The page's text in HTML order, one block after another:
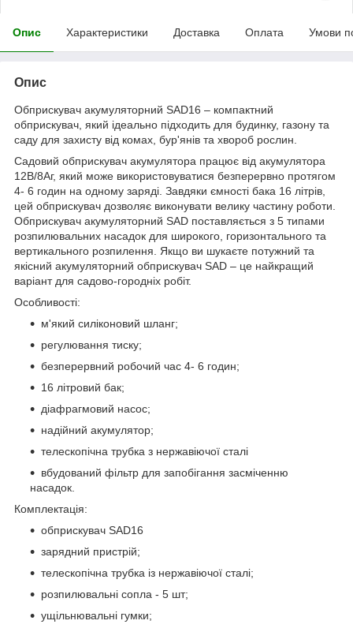
Опис Характеристики Доставка Оплата Умови
Опис
Обприскувач акумуляторний SAD16 – компактний
обприскувач, який ідеально підходить для будинку, газону та
саду для захисту від комах, бур'янів та хвороб рослин.
Садовий обприскувач акумулятора працює від акумулятора
12В/8Аг, який може використовуватися безперервно протягом
4- 6 годин на одному заряді. Завдяки ємності бака 16 літрів,
цей обприскувач дозволяє виконувати велику частину роботи.
Обприскувач акумуляторний SAD поставляється з 5 типами
розпилювальних насадок для широкого, горизонтального та
вертикального розпилення. Якщо ви шукаєте потужний та
якісний акумуляторний обприскувач SAD – це найкращий
варіант для садово-городніх робіт.
Особливості:
м'який силіконовий шланг;
регулювання тиску;
безперервний робочий час 4- 6 годин;
16 літровий бак;
діафрагмовий насос;
надійний акумулятор;
телескопічна трубка з нержавіючої сталі
вбудований фільтр для запобігання засміченню
насадок.
Комплектація:
обприскувач SAD16
зарядний пристрій;
телескопічна трубка із нержавіючої сталі;
розпилювальні сопла - 5 шт;
ущільнювальні гумки;